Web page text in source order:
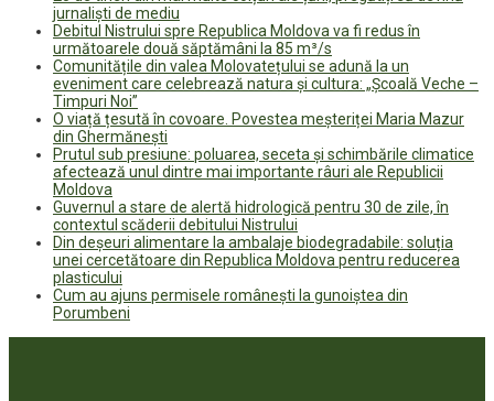
jurnaliști de mediu
Debitul Nistrului spre Republica Moldova va fi redus în
următoarele două săptămâni la 85 m³/s
Comunitățile din valea Molovatețului se adună la un
eveniment care celebrează natura și cultura: „Școală Veche –
Timpuri Noi”
O viață țesută în covoare. Povestea meșteriței Maria Mazur
din Ghermănești
Prutul sub presiune: poluarea, seceta și schimbările climatice
afectează unul dintre mai importante râuri ale Republicii
Moldova
Guvernul a stare de alertă hidrologică pentru 30 de zile, în
contextul scăderii debitului Nistrului
Din deșeuri alimentare la ambalaje biodegradabile: soluția
unei cercetătoare din Republica Moldova pentru reducerea
plasticului
Cum au ajuns permisele românești la gunoiștea din
Porumbeni